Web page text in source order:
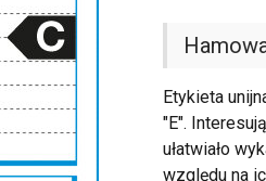
Etykieta
"E".
ułatwiało
względu na